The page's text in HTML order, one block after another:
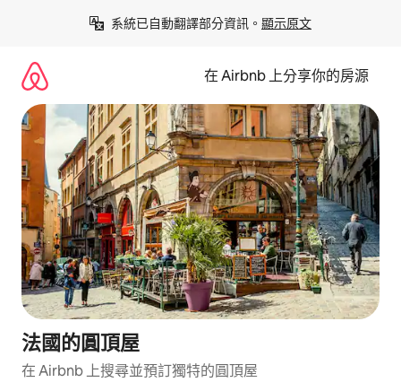
系統已自動翻譯部分資訊。 顯示原文
在 Airbnb 上分享你的房源
法國的圓頂屋
在 Airbnb 上搜尋並預訂獨特的圓頂屋